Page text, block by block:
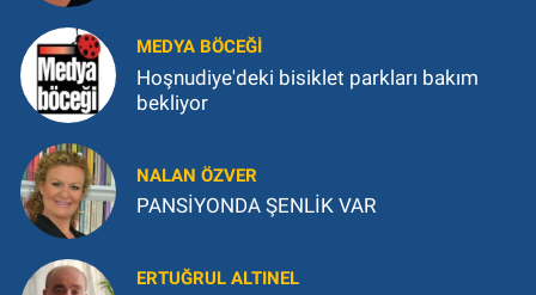
MEDYA BÖCEĞI
Hoşnudiye'deki bisiklet parkları bakım
bekliyor
NALAN ÖZVER
PANSİYONDA ŞENLİK VAR
ERTUĞRUL ALTINEL